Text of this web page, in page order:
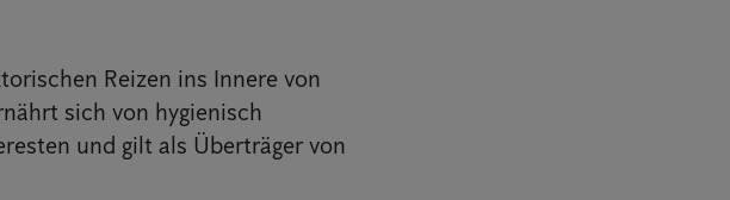
Reizen ins Innere von
sich von hygienisch
und gilt als Überträger von